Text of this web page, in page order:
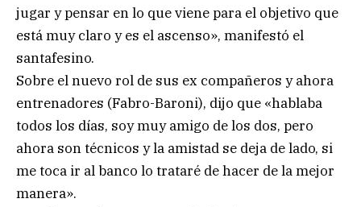
jugar y pensar en lo que viene para el objetivo que
está muy claro y es el ascenso», manifestó el
santafesino.
Sobre el nuevo rol de sus ex compañeros y ahora
entrenadores (Fabro-Baroni), dijo que «hablaba
todos los días, soy muy amigo de los dos, pero
ahora son técnicos y la amistad se deja de lado, si
me toca ir al banco lo trataré de hacer de la mejor
manera».